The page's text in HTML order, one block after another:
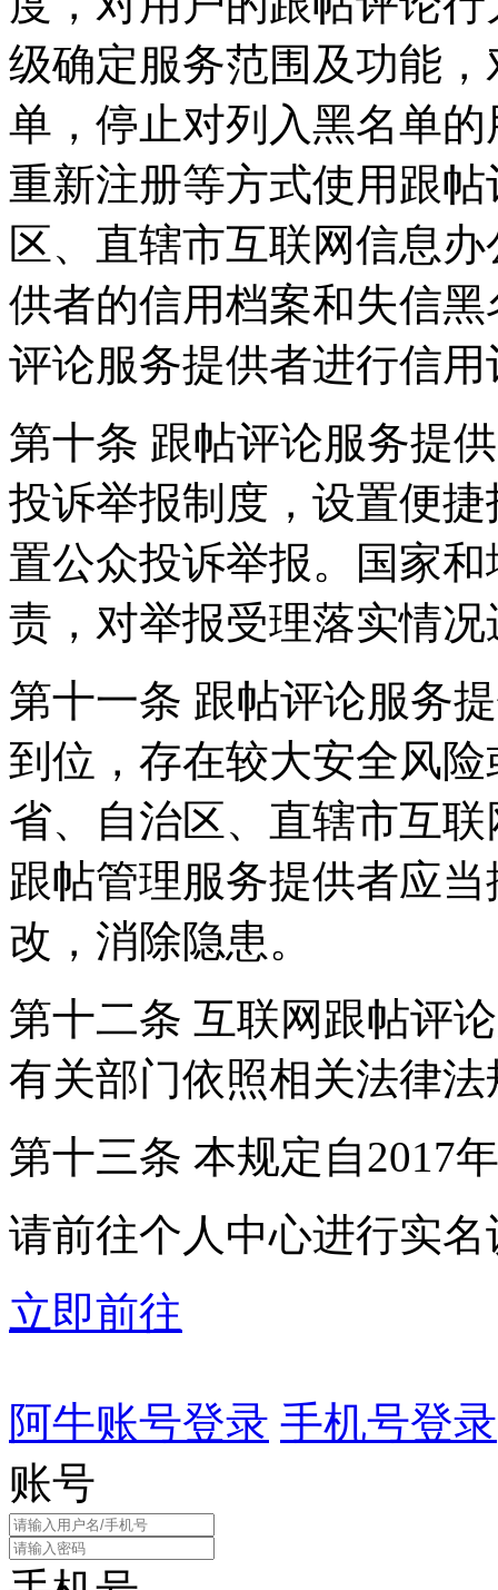
级确定服务范围及功能
单，停止对列入黑名单
重新注册等方式使用跟
区、直辖市互联网信息
供者的信用档案和失信
评论服务提供者进行信用
第十条 跟帖评论服务提
投诉举报制度，设置便
置公众投诉举报。国家
责，对举报受理落实情
第十一条 跟帖评论服务
到位，存在较大安全风
省、自治区、直辖市互
跟帖管理服务提供者应
改，消除隐患。
第十二条 互联网跟帖评
有关部门依照相关法律
第十三条 本规定自2017
请前往个人中心进行实名
立即前往
阿牛账号登录 手机号登录
账号